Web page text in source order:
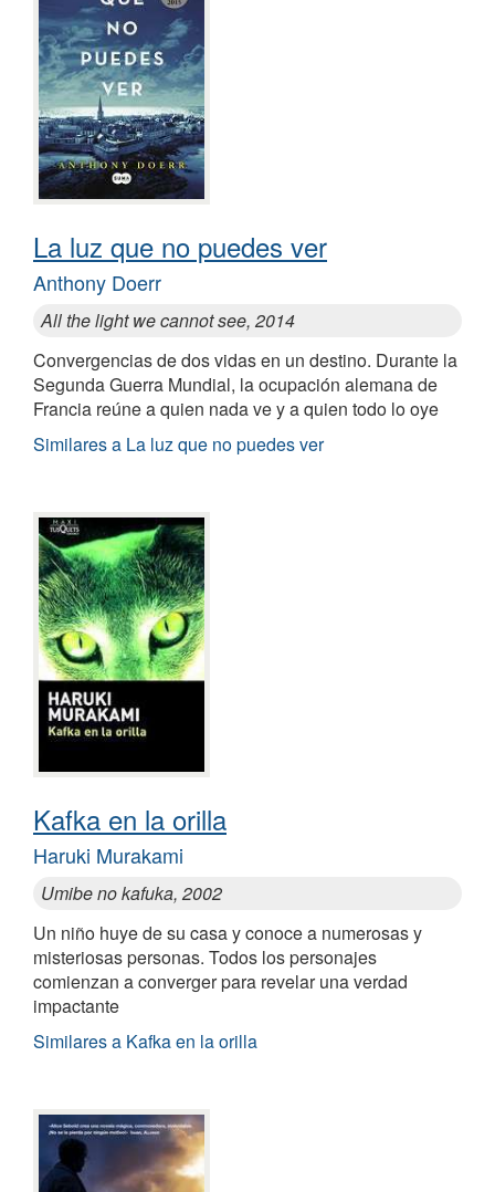
La luz que no puedes ver
Anthony Doerr
All the light we cannot see, 2014
Convergencias de dos vidas en un destino. Durante la
Segunda Guerra Mundial, la ocupación alemana de
Francia reúne a quien nada ve y a quien todo lo oye
Similares a La luz que no puedes ver
Kafka en la orilla
Haruki Murakami
Umibe no kafuka, 2002
Un niño huye de su casa y conoce a numerosas y
misteriosas personas. Todos los personajes
comienzan a converger para revelar una verdad
impactante
Similares a Kafka en la orilla